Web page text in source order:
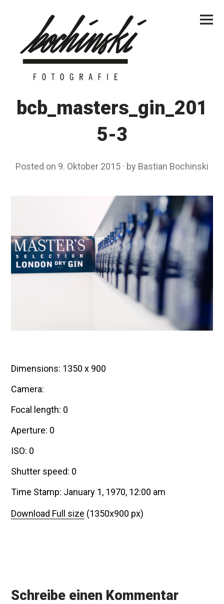
Menu
bcb_masters_gin_201
5-3
Posted on 9. Oktober 2015 by Bastian Bochinski
Dimensions: 1350 x 900
Camera:
Focal length: 0
Aperture: 0
ISO: 0
Shutter speed: 0
Time Stamp: January 1, 1970, 12:00 am
Download Full size (1350x900 px)
Schreibe einen Kommentar